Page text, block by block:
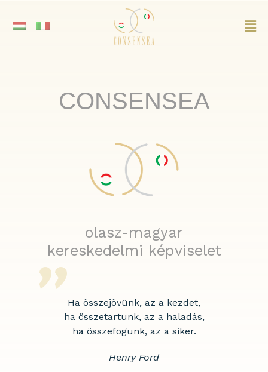
CONSENSEA
olasz-magyar
kereskedelmi képviselet
”Ha összejövünk, az a kezdet,
ha összetartunk, az a haladás,
ha összefogunk, az a siker.
Henry Ford